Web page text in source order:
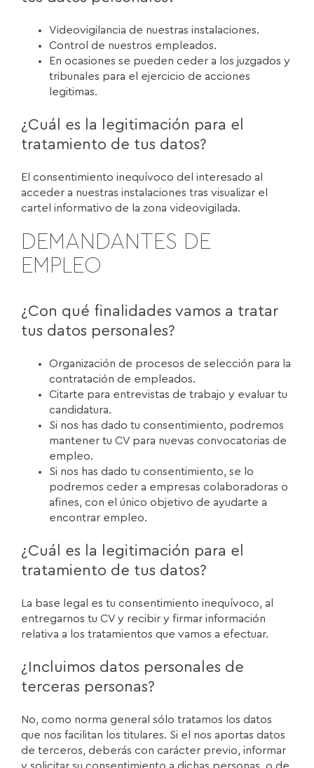
Videovigilancia de nuestras instalaciones.
Control de nuestros empleados.
En ocasiones se pueden ceder a los juzgados y
tribunales para el ejercicio de acciones
legitimas.
¿Cuál es la legitimación para el
tratamiento de tus datos?
El consentimiento inequívoco del interesado al
acceder a nuestras instalaciones tras visualizar el
cartel informativo de la zona videovigilada.
DEMANDANTES DE
EMPLEO
¿Con qué finalidades vamos a tratar
tus datos personales?
Organización de procesos de selección para la
contratación de empleados.
Citarte para entrevistas de trabajo y evaluar tu
candidatura.
Si nos has dado tu consentimiento, podremos
mantener tu CV para nuevas convocatorias de
empleo.
Si nos has dado tu consentimiento, se lo
podremos ceder a empresas colaboradoras o
afines, con el único objetivo de ayudarte a
encontrar empleo.
¿Cuál es la legitimación para el
tratamiento de tus datos?
La base legal es tu consentimiento inequívoco, al
entregarnos tu CV y recibir y firmar información
relativa a los tratamientos que vamos a efectuar.
¿Incluimos datos personales de
terceras personas?
No, como norma general sólo tratamos los datos
que nos facilitan los titulares. Si el nos aportas datos
de terceros, deberás con carácter previo, informar